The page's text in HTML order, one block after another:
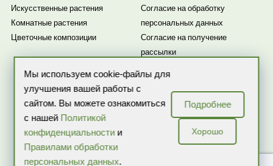
Искусственные растения
Комнатные растения
Цветочные композиции
Согласие на обработку
персональных данных
Согласие на получение
рассылки
Мы используем cookie-файлы для
улучшения вашей работы с
сайтом. Вы можете ознакомиться
с нашей Политикой
конфиденциальностии
Правилами обработки
персональных данных.
Подробнее
Хорошо